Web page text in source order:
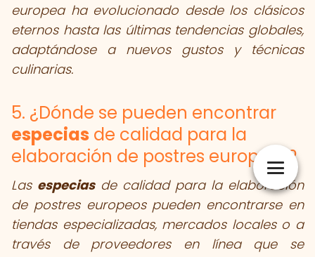
europea ha evolucionado desde los clásicos
eternos hasta las últimas tendencias globales,
adaptándose a nuevos gustos y técnicas
culinarias.
5. ¿Dónde se pueden encontrar
especias de calidad para la
elaboración de postres europeos?
Las especiasde calidad para la elaboración
de postres europeos pueden encontrarse en
tiendas especializadas, mercados locales o a
través de proveedores en línea que se